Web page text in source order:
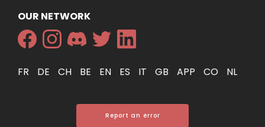
OUR NETWORK
FR DE CH BE EN ES IT GB APP CO NL
Report an error